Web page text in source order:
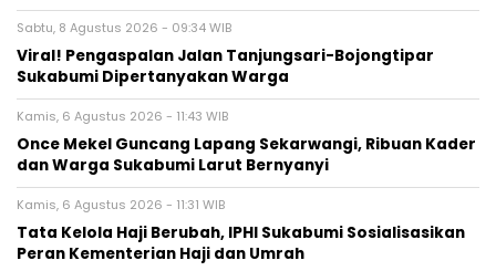
Sabtu, 8 Agustus 2026 - 09:34 WIB
Viral! Pengaspalan Jalan Tanjungsari-Bojongtipar
Sukabumi Dipertanyakan Warga
Kamis, 6 Agustus 2026 - 11:43 WIB
Once Mekel Guncang Lapang Sekarwangi, Ribuan Kader
dan Warga Sukabumi Larut Bernyanyi
Kamis, 6 Agustus 2026 - 11:31 WIB
Tata Kelola Haji Berubah, IPHI Sukabumi Sosialisasikan
Peran Kementerian Haji dan Umrah